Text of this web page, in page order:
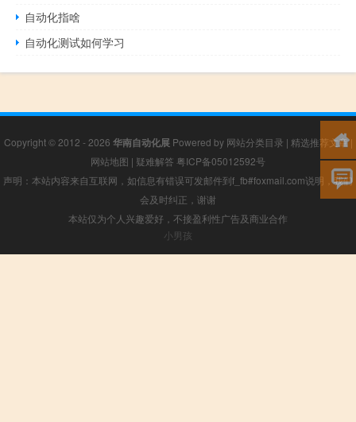
自动化指啥
自动化测试如何学习
Copyright © 2012 - 2026 华南自动化展Powered by 网站分类目录 | 精选推荐文章|
网站地图 | 疑难解答 粤ICP备05012592号
声明：本站内容来自互联网，如信息有错误可发邮件到f_fb#foxmail.com说明，我们
会及时纠正，谢谢
本站仅为个人兴趣爱好，不接盈利性广告及商业合作
小男孩